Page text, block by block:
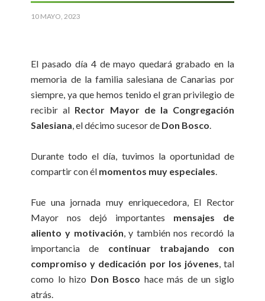
10 MAYO, 2023
El pasado día 4 de mayo quedará grabado en la
memoria de la familia salesiana de Canarias por
siempre, ya que hemos tenido el gran privilegio de
recibir al Rector Mayor de la Congregación
Salesiana, el décimo sucesor de Don Bosco.
Durante todo el día, tuvimos la oportunidad de
compartir con él momentos muy especiales.
Fue una jornada muy enriquecedora, El Rector
Mayor nos dejó importantes mensajes de
aliento y motivación, y también nos recordó la
importancia de continuar trabajando con
compromiso y dedicación por los jóvenes, tal
como lo hizo Don Bosco hace más de un siglo
atrás.